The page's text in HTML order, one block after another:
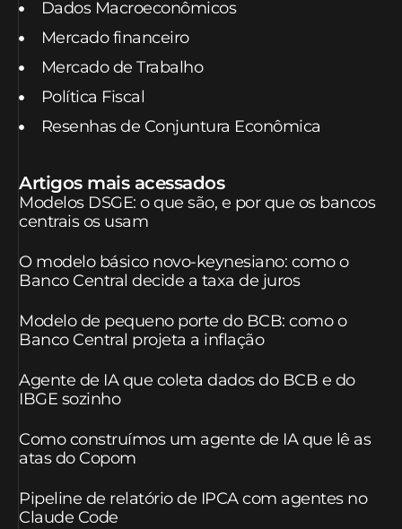
Dados Macroeconômicos
Mercado financeiro
Mercado de Trabalho
Política Fiscal
Resenhas de Conjuntura Econômica
Artigos mais acessados
Modelos DSGE: o que são, e por que os bancos
centrais os usam
O modelo básico novo-keynesiano: como o
Banco Central decide a taxa de juros
Modelo de pequeno porte do BCB: como o
Banco Central projeta a inflação
Agente de IA que coleta dados do BCB e do
IBGE sozinho
Como construímos um agente de IA que lê as
atas do Copom
Pipeline de relatório de IPCA com agentes no
Claude Code